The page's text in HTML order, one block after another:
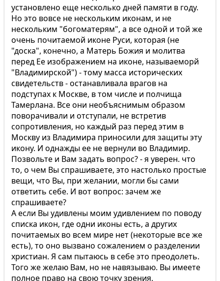
установлено еще несколько дней памяти в году.
Но это вовсе не нескольким иконам, и не
нескольким "богоматерям", а все одной и той же
очень почитаемой иконе Руси, которая (не
"доска", конечно, а Матерь Божия и молитва
перед Ее изображением на иконе, называеморй
"Владимирской") - тому масса исторических
свидетельств - останавливала врагов на
подступах к Москве, в том числе и полчища
Тамерлана. Все они необъяснимым образом
поворачивали и отступали, не встретив
сопротивления, но каждый раз перед этим в
Москву из Владимира приносили для защиты эту
икону. И однажды ее не вернули во Владимир.
Позвольте и Вам задать вопрос? - я уверен. что
то, о чем Вы спрашиваете, это настолько простые
вещи, что Вы, при желании, могли бы сами
ответить себе. И вот вопрос: зачем же
спрашиваете?
А если Вы удивлены моим удивлением по поводу
списка икон, где одни иконы есть, а других
почитаемых во всем мире нет (некоторые все же
есть), то оно вызвано сожалением о разделении
христиан. Я сам пытаюсь в себе это преодолеть.
Того же желаю Вам, но не навязываю. Вы имеете
полное право на свою точку зрения.